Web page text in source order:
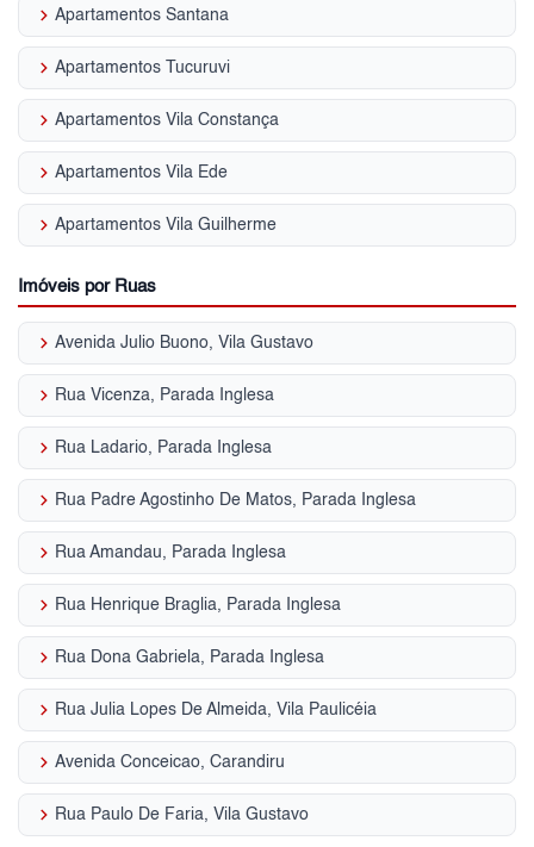
keyboard_arrow_right Apartamentos Santana
keyboard_arrow_right Apartamentos Tucuruvi
keyboard_arrow_right Apartamentos Vila Constança
keyboard_arrow_right Apartamentos Vila Ede
keyboard_arrow_right Apartamentos Vila Guilherme
Imóveis por Ruas
keyboard_arrow_right Avenida Julio Buono, Vila Gustavo
keyboard_arrow_right Rua Vicenza, Parada Inglesa
keyboard_arrow_right Rua Ladario, Parada Inglesa
keyboard_arrow_right Rua Padre Agostinho De Matos, Parada Inglesa
keyboard_arrow_right Rua Amandau, Parada Inglesa
keyboard_arrow_right Rua Henrique Braglia, Parada Inglesa
keyboard_arrow_right Rua Dona Gabriela, Parada Inglesa
keyboard_arrow_right Rua Julia Lopes De Almeida, Vila Paulicéia
keyboard_arrow_right Avenida Conceicao, Carandiru
keyboard_arrow_right Rua Paulo De Faria, Vila Gustavo